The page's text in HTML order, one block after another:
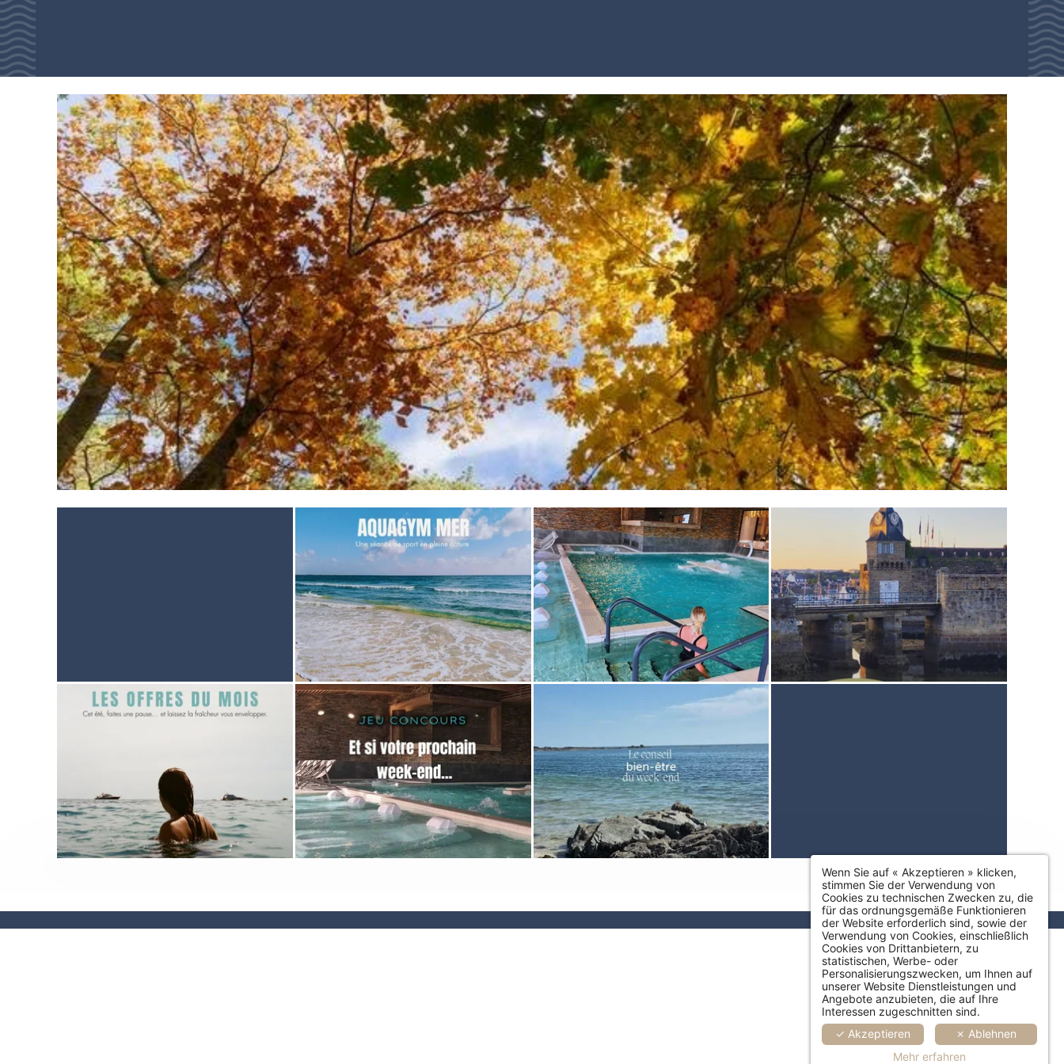
STARTSEITE
UNTERKUNFT
THALASSO
RESTAURANT
AKTIVITÄTEN UND TOURISMUS
ANFAHRT UND KONTAKTE
Wenn Sie auf « Akzeptieren » klicken,
stimmen Sie der Verwendung von
Cookies zu technischen Zwecken zu, die
für das ordnungsgemäße Funktionieren
der Website erforderlich sind, sowie der
Verwendung von Cookies, einschließlich
Cookies von Drittanbietern, zu
statistischen, Werbe- oder
Personalisierungszwecken, um Ihnen auf
unserer Website Dienstleistungen und
Angebote anzubieten, die auf Ihre
Interessen zugeschnitten sind.
✓ Akzeptieren
✗ Ablehnen
Mehr erfahren